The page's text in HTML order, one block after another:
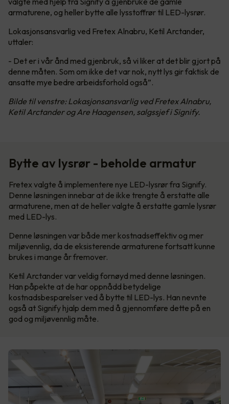
armaturene, og heller bytte alle lysstoffrør til LED-lysrør.
Lokasjonsansvarlig ved Fretex Alnabru, Ketil Arctander,
uttaler:
- Det er i vår ånd med gjenbruk, så vi liker at det blir gjort på
denne måten. Som om ikke det var nok, nytt lys gir faktisk de
ansatte mye bedre arbeidsforhold også”.
Bilde til venstre: Lokasjonsansvarlig ved Fretex Alnabru,
Ketil Arctander og Are Haagensen, salgssjef i Signify.
Bytte av lysrør - beholde armatur
Fretex valgte å implementere nye LED-lysrør fra Signify.
Denne løsningen innebar at de ikke trengte å erstatte alle
armaturene, men at de heller valgte å erstatte gamle lysrør
med LED-lys.
Denne løsningen var både mer kostnadseffektiv og mer
miljøvennlig, da de eksisterende armaturene fortsatt kunne
brukes i mange år fremover.
Ketil Arctander var veldig fornøyd med denne løsningen.
Han påpekte at de har oppnådd betydelige
kostnadsbesparelser ved å bytte til LED-lys. Han nevnte
også at Signify hjalp dem med å gjennomføre dette på en
god og miljøvennlig måte.